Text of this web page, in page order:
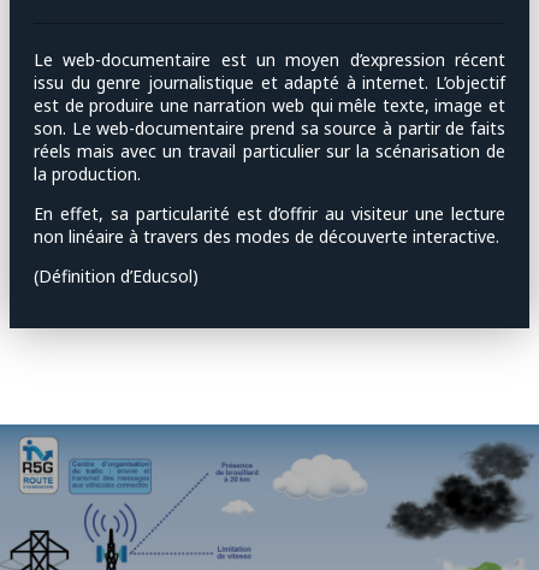
Le web-documentaire est un moyen d’expression récent
issu du genre journalistique et adapté à internet. L’objectif
est de produire une narration web qui mêle texte, image et
son. Le web-documentaire prend sa source à partir de faits
réels mais avec un travail particulier sur la scénarisation de
la production.
En effet, sa particularité est d’offrir au visiteur une lecture
non linéaire à travers des modes de découverte interactive.
(Définition d’Educsol)